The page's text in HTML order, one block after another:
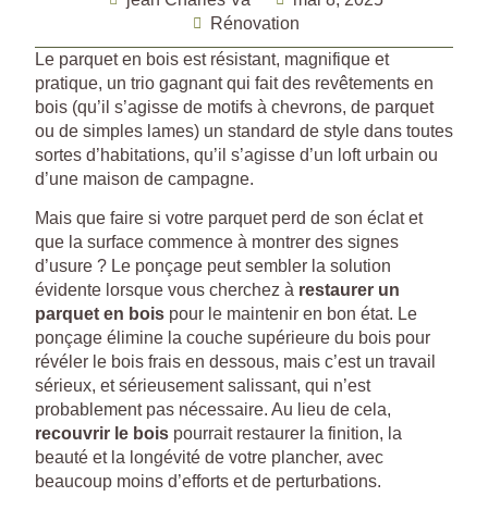
Rénovation
Le parquet en bois est résistant, magnifique et
pratique, un trio gagnant qui fait des revêtements en
bois (qu’il s’agisse de motifs à chevrons, de parquet
ou de simples lames) un standard de style dans toutes
sortes d’habitations, qu’il s’agisse d’un loft urbain ou
d’une maison de campagne.
Mais que faire si votre parquet perd de son éclat et
que la surface commence à montrer des signes
d’usure ? Le ponçage peut sembler la solution
évidente lorsque vous cherchez à restaurer un
parquet en bois pour le maintenir en bon état. Le
ponçage élimine la couche supérieure du bois pour
révéler le bois frais en dessous, mais c’est un travail
sérieux, et sérieusement salissant, qui n’est
probablement pas nécessaire. Au lieu de cela,
recouvrir le bois pourrait restaurer la finition, la
beauté et la longévité de votre plancher, avec
beaucoup moins d’efforts et de perturbations.